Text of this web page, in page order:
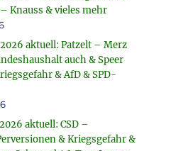
Knauss & vieles mehr
aktuell: Patzelt – Merz
auch & Speer
& AfD & SPD-
aktuell: CSD –
& Kriegsgefahr &